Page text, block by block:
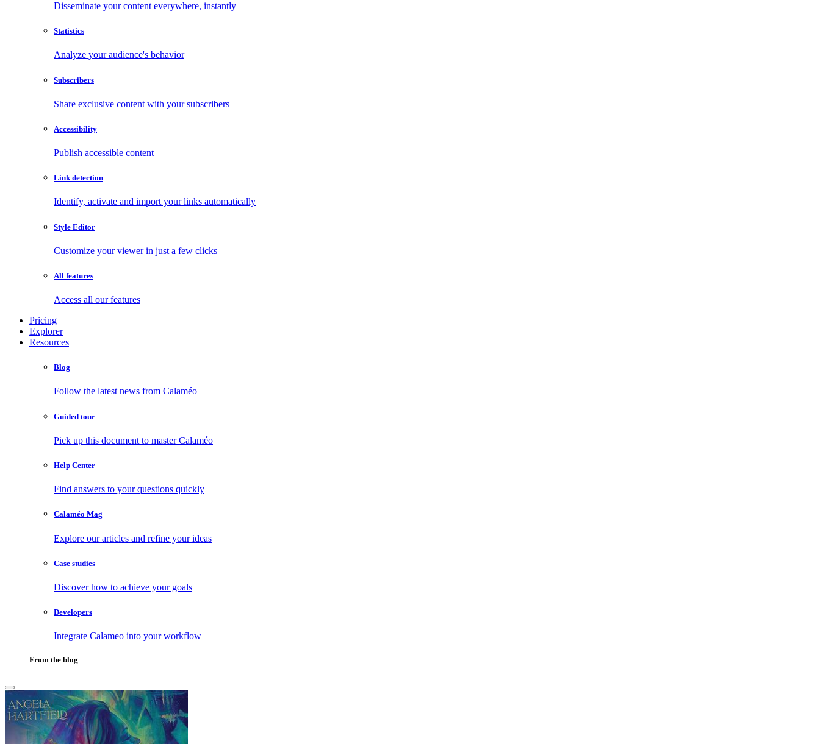
Disseminate your content everywhere, instantly
Statistics
Analyze your audience's behavior
Subscribers
Share exclusive content with your subscribers
Accessibility
Publish accessible content
Link detection
Identify, activate and import your links automatically
Style Editor
Customize your viewer in just a few clicks
All features
Access all our features
Pricing
Explorer
Resources
Blog
Follow the latest news from Calaméo
Guided tour
Pick up this document to master Calaméo
Help Center
Find answers to your questions quickly
Calaméo Mag
Explore our articles and refine your ideas
Case studies
Discover how to achieve your goals
Developers
Integrate Calameo into your workflow
From the blog